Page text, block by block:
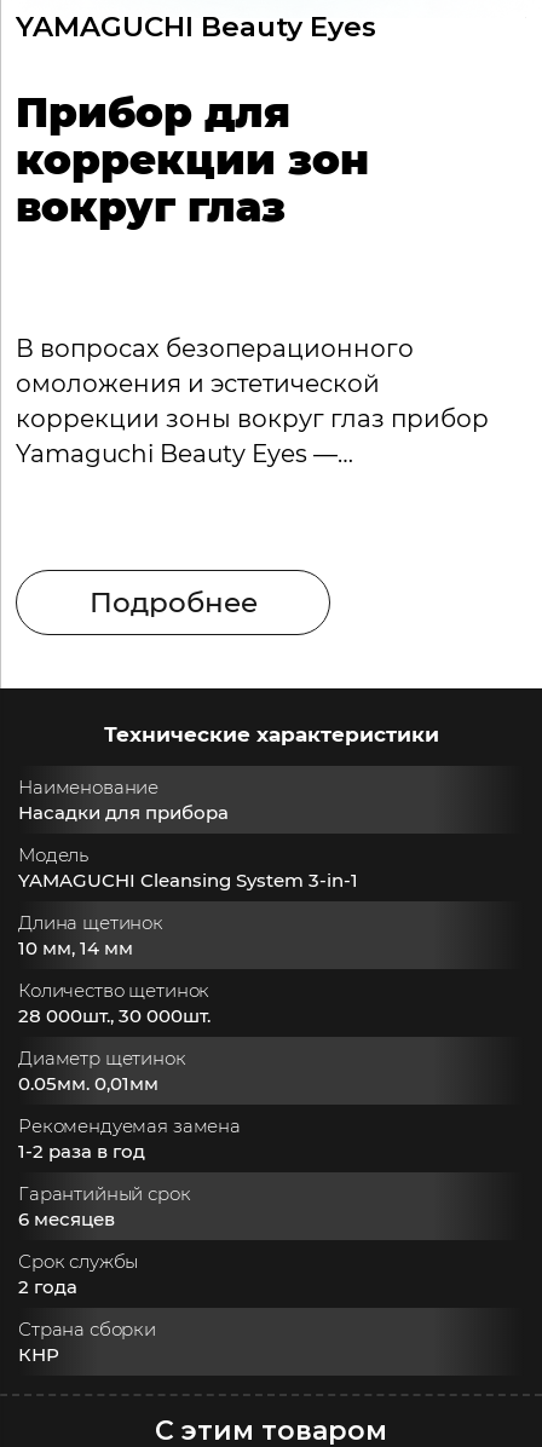
YAMAGUCHI Beauty Eyes
Прибор для
коррекции зон
вокруг глаз
В вопросах безоперационного
омоложения и эстетической
коррекции зоны вокруг глаз прибор
Yamaguchi Beauty Eyes —
Подробнее
Технические характеристики
Наименование
Насадки для прибора
Модель
YAMAGUCHI Cleansing System 3-in-1
Длина щетинок
10 мм, 14 мм
Количество щетинок
28 000шт., 30 000шт.
Диаметр щетинок
0.05мм. 0,01мм
Рекомендуемая замена
1-2 раза в год
Гарантийный срок
6 месяцев
Срок службы
2 года
Страна сборки
КНР
С этим товаром